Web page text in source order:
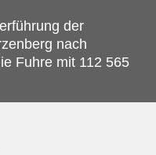
der
nach
Fuhre mit 112 565